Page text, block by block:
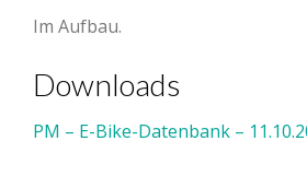
Im Aufbau.
Downloads
PM – E-Bike-Datenbank –